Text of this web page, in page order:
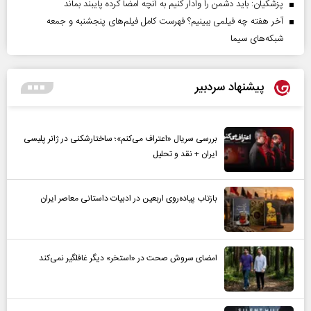
پزشکیان: باید دشمن را وادار کنیم به آنچه امضا کرده پایبند بماند
آخر هفته چه فیلمی ببینیم؟ فهرست کامل فیلم‌های پنجشنبه و جمعه
شبکه‌های سیما
پیشنهاد سردبیر
بررسی سریال «اعتراف می‌کنم»؛ ساختارشکنی در ژانر پلیسی
ایران + نقد و تحلیل
بازتاب پیاده‌روی اربعین در ادبیات داستانی معاصر ایران
امضای سروش صحت در «استخر» دیگر غافلگیر نمی‌کند